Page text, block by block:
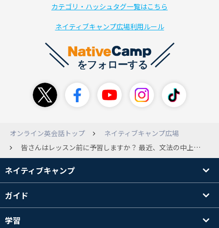
カテゴリ・ハッシュタグ一覧はこちら
ネイティブキャンプ広場利用ルール
オンライン英会話トップ
ネイティブキャンプ広場
皆さんはレッスン前に予習しますか？ 最近、文法の中上級、デイリーニュース、ディスカッション等を受けていますが だんだん内容が難しくなってきて予習がないと不安でレッスンが受けられません。 というか予習していかないとレッスン内容が「これ何？」の質問ばかりになりそうで。 みなさまは予習していますか？ した方が良い、しない方が良い等ありますか？（もちろん教材や個人差あると思いますが） 予習してからレッスンを受けた方が良いのか、 ぶっつけ本番でいった方が効果あるのか、 どうなんだろう？と最近思っているところです。 ちなみに予習に１番時間がかかるのはトピックトークです。 事前に新しい単語を使った文章を作文して書きだしておきます。 レッスン中はメモを見ないで話すようにしています。 他にも質問の回答もあらかじめある程度考えておきます。 この予習に３０分〜１時間くらいかかることもあります。 デイリーニュースも目を通して、分からない単語を調べて 内容を理解してからレッスンを受けるようにしています。 分からない部分があれば、レッスン中に先生に聞きます。 ５min はほとんど事前準備はしないで （単語確認、決まり文句の確認等で５分くらい） 復習メインです。 予習４割、レッスン２割、復習４割 みたいになっています。 もっとレッスンが受けられるレベルのものを選択すべきなのかどうか迷っています。 みなさまはどんな感じでレッスンを受けられているのかと思い、質問しました。
ネイティブキャンプ
ガイド
学習